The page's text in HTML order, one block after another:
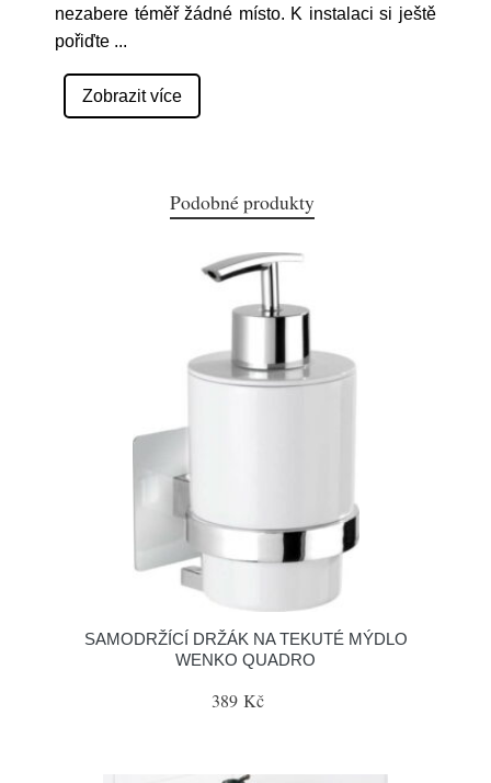
nezabere téměř žádné místo. K instalaci si ještě
pořiďte ...
Zobrazit více
Podobné produkty
SAMODRŽÍCÍ DRŽÁK NA TEKUTÉ MÝDLO
WENKO QUADRO
389 Kč